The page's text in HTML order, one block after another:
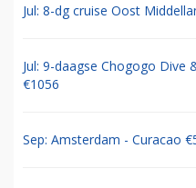
Jul: 8-dg cruise Oost
Jul: 9-daagse Chogogo Dive
€1056
Sep: Amsterdam - Curacao